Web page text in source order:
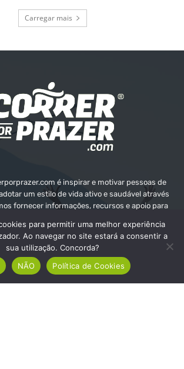
Carregar mais
é inspirar e motivar pessoas de
um estilo de vida ativo e saudável através
fornecer informações, recursos e apoio para
estar.
nos:info@correrporprazer.com
para permitir uma melhor experiência
Ao navegar no site estará a consentir a
sua utilização. Concorda?
NÃO Política de Cookies